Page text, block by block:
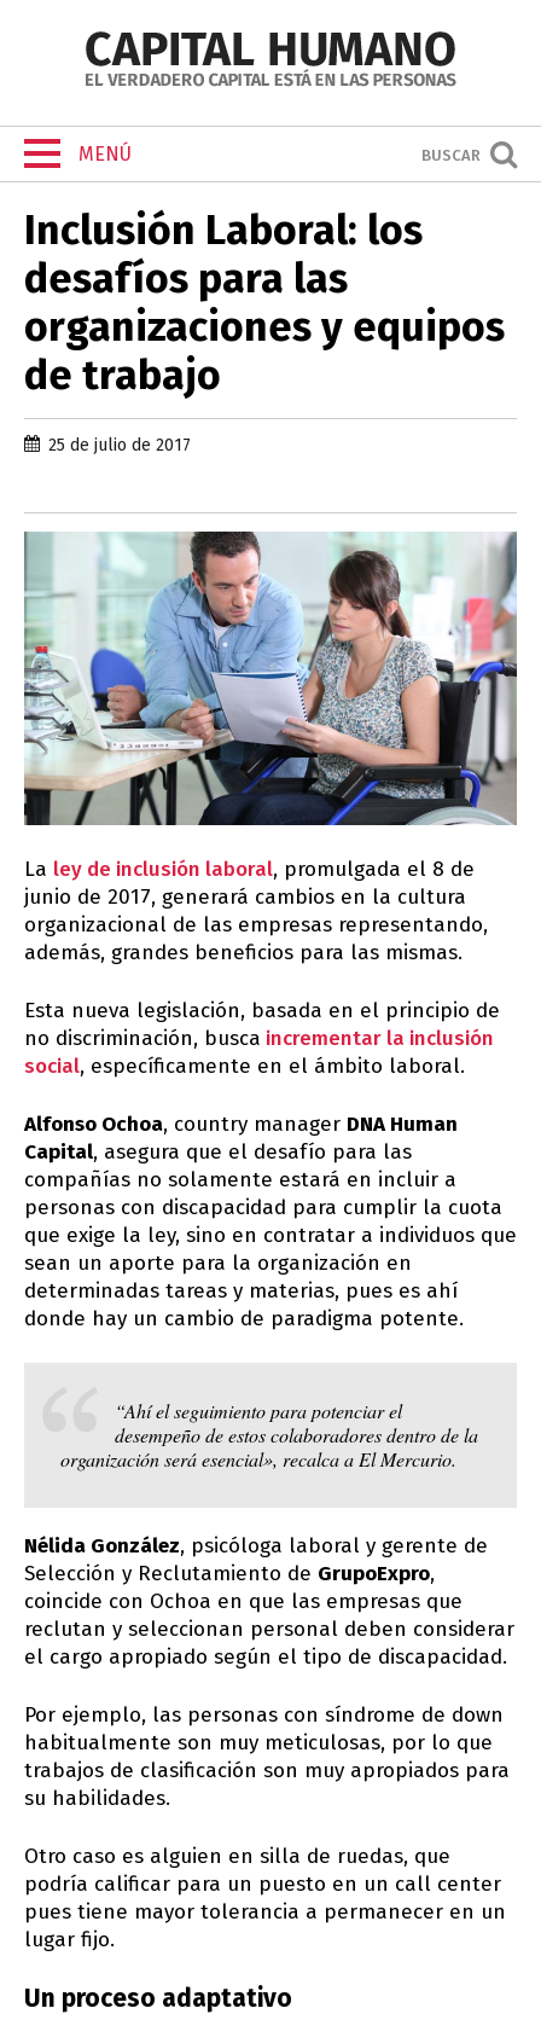
MENÚ BUSCAR
Inclusión Laboral: los
desafíos para las
organizaciones y equipos
de trabajo
25 de julio de 2017
La ley de inclusión laboral, promulgada el 8 de
junio de 2017, generará cambios en la cultura
organizacional de las empresas representando,
además, grandes beneficios para las mismas.
Esta nueva legislación, basada en el principio de
no discriminación, busca incrementar la inclusión
social, específicamente en el ámbito laboral.
Alfonso Ochoa, country manager DNA Human
Capital, asegura que el desafío para las
compañías no solamente estará en incluir a
personas con discapacidad para cumplir la cuota
que exige la ley, sino en contratar a individuos que
sean un aporte para la organización en
determinadas tareas y materias, pues es ahí
donde hay un cambio de paradigma potente.
“Ahí el seguimiento para potenciar el
desempeño de estos colaboradores dentro de la
organización será esencial», recalca a El Mercurio.
Nélida González, psicóloga laboral y gerente de
Selección y Reclutamiento de GrupoExpro,
coincide con Ochoa en que las empresas que
reclutan y seleccionan personal deben considerar
el cargo apropiado según el tipo de discapacidad.
Por ejemplo, las personas con síndrome de down
habitualmente son muy meticulosas, por lo que
trabajos de clasificación son muy apropiados para
su habilidades.
Otro caso es alguien en silla de ruedas, que
podría calificar para un puesto en un call center
pues tiene mayor tolerancia a permanecer en un
lugar fijo.
Un proceso adaptativo